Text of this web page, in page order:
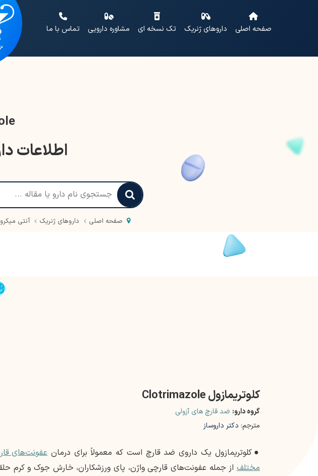
صفحه اصلی داروهای ژنریک تک نسخه ای مشاوره دارویی تماس با ما
اطلاعات
صفحه اصلی داروهای ژنریک آنتی
کلوتریمازول Clotrimazole
گروه دارو: ضد قارچ های آزولی
مترجم: دکتر داروساز
●کلوتریمازول یک داروی ضد قارچ است که معمولاً برای درمان عفونت‌های
مختلف از جمله عفونت‌های قارچی واژن، پای ورزشکاران، خارش جوک و کرم